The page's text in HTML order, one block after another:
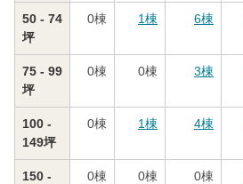
50 - 74
坪
0棟 1棟 6棟
75 - 99
坪
0棟 0棟 3棟
100 -
149坪
0棟 1棟 4棟
150 -
0棟 0棟 0棟